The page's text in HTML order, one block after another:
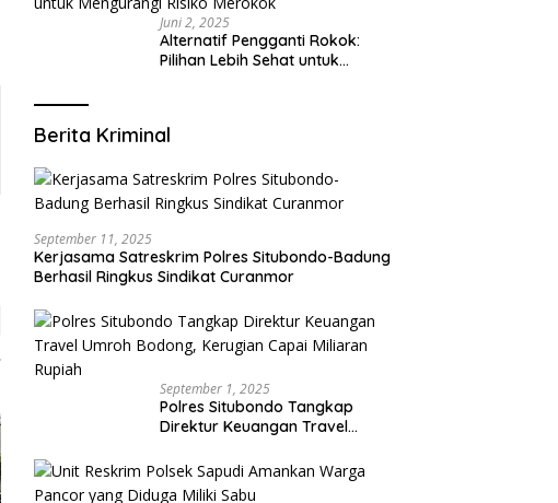
Juni 2, 2025
Alternatif Pengganti Rokok:
Pilihan Lebih Sehat untuk
Berita Kriminal
September 11, 2025
Kerjasama Satreskrim Polres Situbondo-Badung
Berhasil Ringkus Sindikat Curanmor
September 1, 2025
Polres Situbondo Tangkap
Direktur Keuangan Travel
Capai Miliaran Rupiah